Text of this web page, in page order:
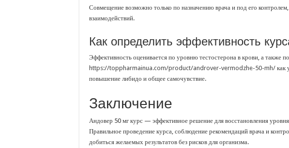
Совмещение возможно только по назначению врача и под его
взаимодействий.
Как определить эффективность
Эффективность оценивается по уровню тестостерона в крови, а также
https://toppharmainua.com/product/androver-vermodzhe-50-mh/как
повышение либидо и общее самочувствие.
Заключение
Андовер 50 мг курс — эффективное решение для восстановления
Правильное проведение курса, соблюдение рекомендаций врача и
добиться желаемых результатов без рисков для организма.